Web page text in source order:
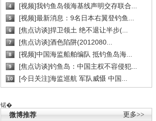
4 [视频]我钓鱼岛领海基线声明交存联合...
5 [视频]最新消息：9名日本右翼登钓鱼...
6 [焦点访谈]捍卫领土 绝不退让半步(...
7 [焦点访谈]酒色陷阱(2012080...
8 [视频]中国海监船舶编队 抵钓鱼岛海...
9 [焦点访谈]钓鱼岛：中国主权不容侵犯...
10 [今日关注]海监巡航 军队威慑 中国...
锘�
更多>>
微博推荐